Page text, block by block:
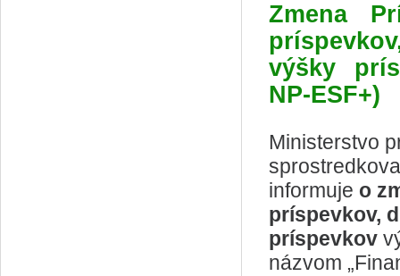
Zmena
výšky
NP-ESF+)
Ministerstvo
informuje o
príspevkov,
príspevkov
názvom